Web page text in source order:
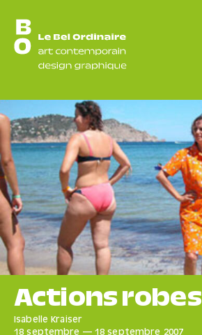
Actions robes
Isabelle Kraiser
18 septembre — 18 septembre 2007